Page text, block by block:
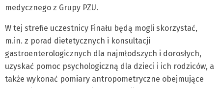
medycznego z Grupy PZU.
W tej strefie uczestnicy Finału będą mogli skorzystać,
m.in. z porad dietetycznych i konsultacji
gastroenterologicznych dla najmłodszych i dorosłych,
uzyskać pomoc psychologiczną dla dzieci i ich rodziców, a
także wykonać pomiary antropometryczne obejmujące